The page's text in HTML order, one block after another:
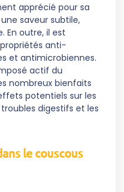
apprécié pour sa
saveur subtile,
En outre, il est
anti-
et antimicrobiennes.
actif du
nombreux bienfaits
potentiels sur les
digestifs et les
le couscous